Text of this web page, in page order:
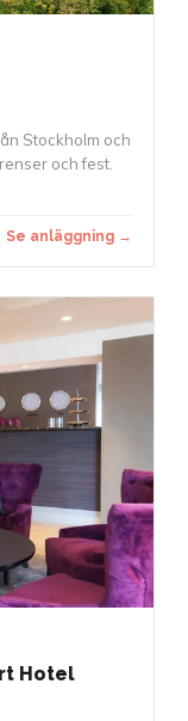
Stockholm och
och fest.
Se anläggning →
Hotel